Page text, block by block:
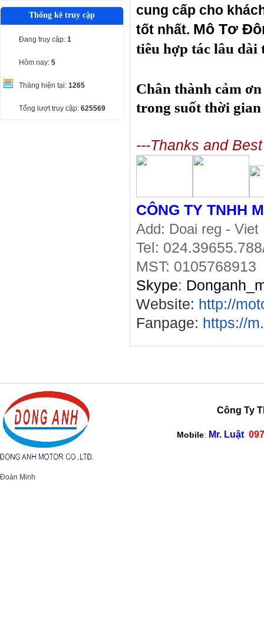
Thống kê truy cập
Đang truy cập: 1
Hôm nay: 5
Tháng hiện tại: 1265
Tổng lượt truy cập: 625569
cung cấp cho
tốt nhất. Mô Tơ
tiêu hợp tác lâu dài
Chân thành cảm
trong suốt thời gian
---Thanks and
CÔNG TY TNHH
Add: Doai reg -
Tel:
MST: 0105768913
Skype:
Website: http://
Fanpage: https://
Công Ty TNHH
Mobile: Mr. Luật
Đoàn Minh